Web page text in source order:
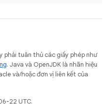
phải tuân thủ các giấy phép như
. Java và OpenJDK là nhãn hiệu
và/hoặc đơn vị liên kết của
22 UTC.